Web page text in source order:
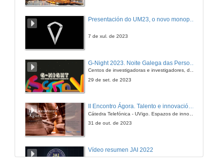
Presentación do UM23, o novo monopraza de UVigo Motorsport
7 de xul. de 2023
Centos de investigadoras e investigadores, decenas de actividades e sete cidades
29 de set. de 2023
II Encontro Ágora. Talento e innovación na era da transformación dixital
31 de out. de 2023
Vídeo resumen JAI 2022